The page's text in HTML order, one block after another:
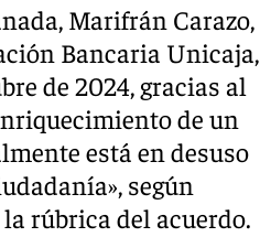
Marifrán Carazo,
Bancaria Unicaja,
de 2024, gracias al
de un
está en desuso
según
rúbrica del acuerdo.